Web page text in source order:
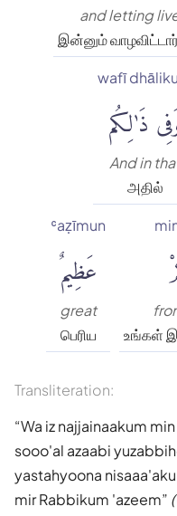
and letting
இன்னும்
wafī
ذَٰلِكُم
And in
அதில்
உங்கள்
ʿaẓīmun
عَظِيمٌ
great
பெரிய
Transliteration:
Wa iz najjainaakum
sooo'al azaabi
yastahyoona
mir Rabbikum 'azeem